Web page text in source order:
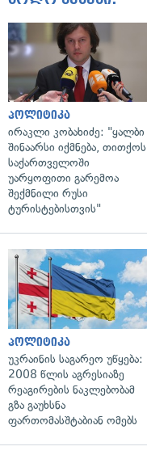
პოლიტიკა
ირაკლი კობახიძე: "ყალბი
შინაარსი იქმნება, თითქოს
საქართველოში
უარყოფითი გარემოა
შექმნილი რუსი
ტურისტებისთვის"
პოლიტიკა
უკრაინის საგარეო უწყება:
2008 წლის აგრესიაზე
რეაგირების ნაკლებობამ
გზა გაუხსნა
ფართომასშტაბიან ომებს